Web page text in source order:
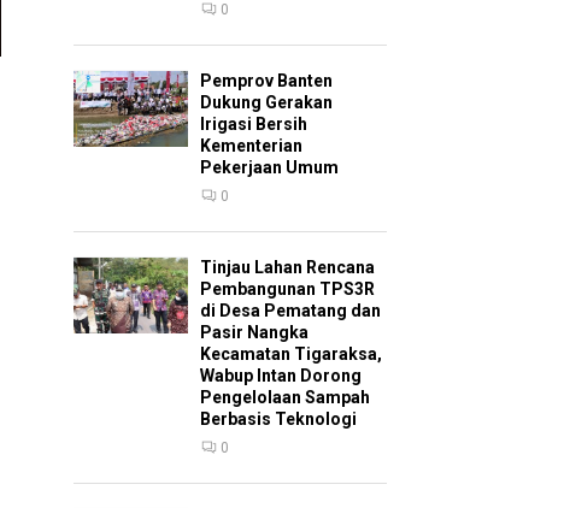
0
Pemprov Banten
Dukung Gerakan
Irigasi Bersih
Kementerian
Pekerjaan Umum
0
Tinjau Lahan Rencana
Pembangunan TPS3R
di Desa Pematang dan
Pasir Nangka
Kecamatan Tigaraksa,
Wabup Intan Dorong
Pengelolaan Sampah
Berbasis Teknologi
0